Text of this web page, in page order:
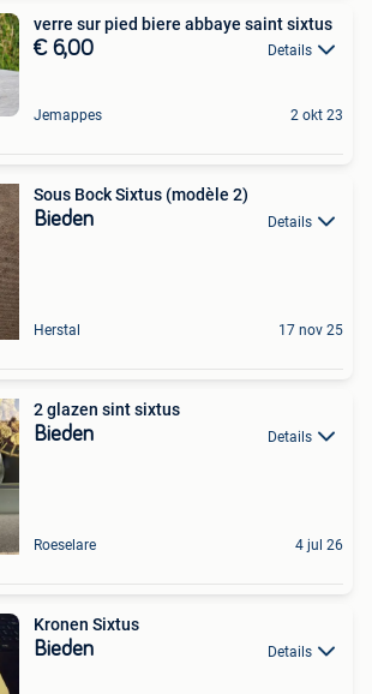
verre sur pied biere abbaye saint sixtus
€ 6,00 Details
Jemappes 2 okt 23
Sous Bock Sixtus (modèle 2)
Bieden Details
Herstal 17 nov 25
2 glazen sint sixtus
Bieden Details
Roeselare 4 jul 26
Kronen Sixtus
Bieden Details